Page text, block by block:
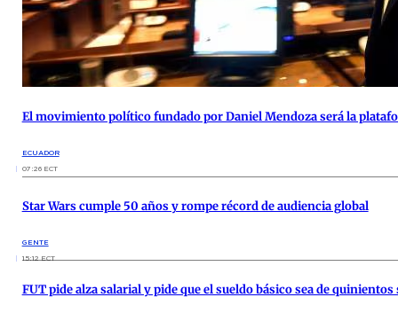
El movimiento político fundado por Daniel Mendoza será la
ECUADOR
07:26 ECT
Star Wars cumple 50 años y rompe récord de audiencia global
GENTE
15:12 ECT
FUT pide alza salarial y pide que el sueldo básico sea de